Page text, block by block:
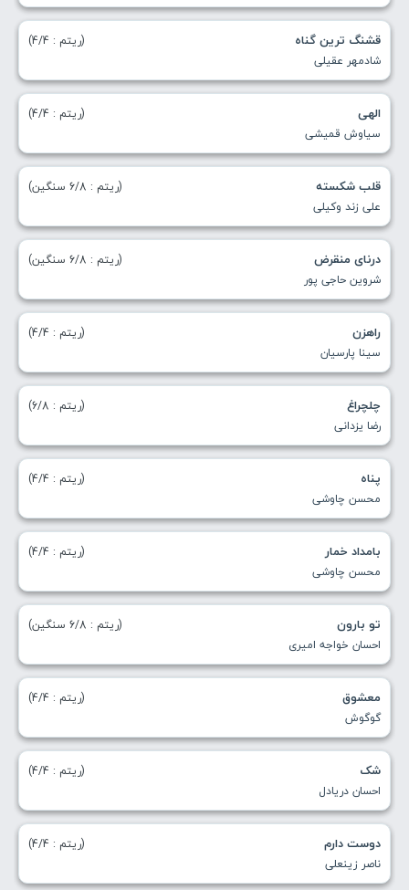
قشنگ‌ ترین گناه
شادمهر عقیلی
(ریتم : 4/4)
الهی
سیاوش قمیشی
(ریتم : 4/4)
قلب شکسته
علی زند وکیلی
(ریتم : 6/8 سنگین)
درنای منقرض
شروین حاجی پور
(ریتم : 6/8 سنگین)
راهزن
سینا پارسیان
(ریتم : 4/4)
چلچراغ
رضا یزدانی
(ریتم : 6/8)
پناه
محسن چاوشی
(ریتم : 4/4)
بامداد خمار
محسن چاوشی
(ریتم : 4/4)
تو بارون
احسان خواجه امیری
(ریتم : 6/8 سنگین)
معشوق
گوگوش
(ریتم : 4/4)
شک
احسان دریادل
(ریتم : 4/4)
دوست دارم
ناصر زینعلی
(ریتم : 4/4)